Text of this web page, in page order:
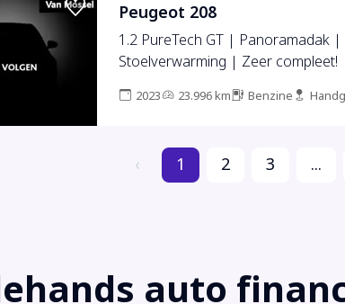
Peugeot 208
1.2 PureTech GT | Panoramadak
Stoelverwarming | Zeer compleet!
2023 23.996 km Benzine
‹ 1 2 3 ...
auto